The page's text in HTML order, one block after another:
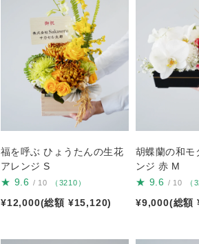
福を呼ぶ ひょうたんの生花
アレンジ S
★ 9.6 / 10 （3210）
¥12,000(総額 ¥15,120)
胡蝶蘭の和モ
ンジ 赤 M
★ 9.6 / 10 （
¥9,000(総額